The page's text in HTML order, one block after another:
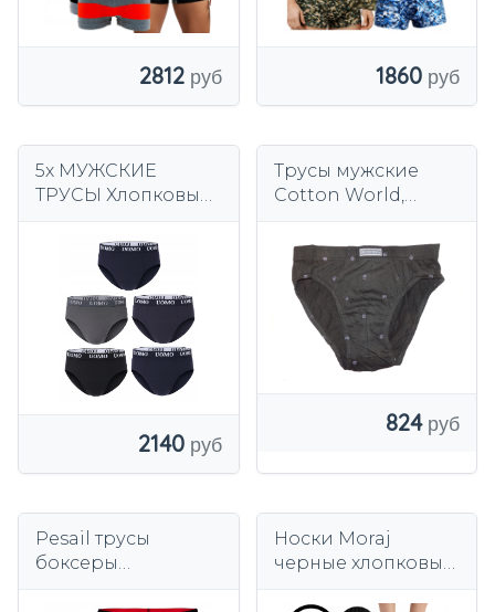
2812 1860
5x МУЖСКИЕ
ТРУСЫ Хлопковые
нижнее белье из
хлопка UOMO
2140
Трусы мужские
Cotton World,
комплект из 5 шт.
824
Pesail трусы
боксеры
Носки Moraj
черные хлопковые,